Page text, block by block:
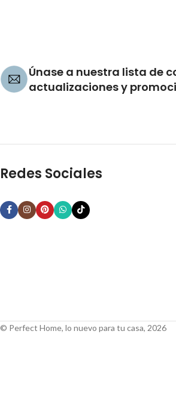
Únase a nuestra lista de
actualizaciones y
Redes Sociales
© Perfect Home, lo nuevo para tu casa, 2026